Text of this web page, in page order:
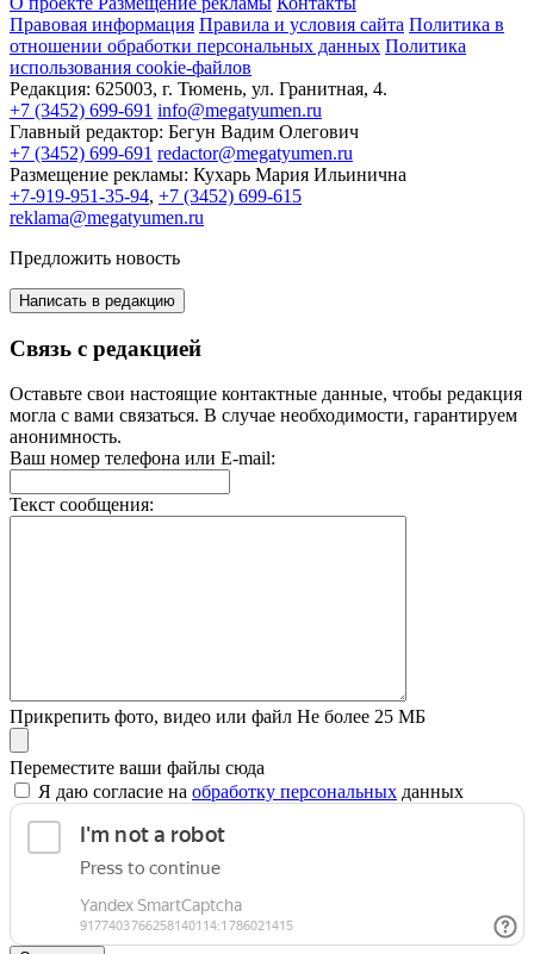
Правовая информация Правила и условия сайта Политика в
отношении обработки персональных данных Политика
использования cookie-файлов
Редакция: 625003, г. Тюмень, ул. Гранитная, 4.
+7 (3452) 699-691 info@megatyumen.ru
Главный редактор: Бегун Вадим Олегович
+7 (3452) 699-691 redactor@megatyumen.ru
Размещение рекламы: Кухарь Мария Ильинична
+7-919-951-35-94, +7 (3452) 699-615
reklama@megatyumen.ru
Предложить новость
Написать в редакцию
Связь с редакцией
Оставьте свои настоящие контактные данные, чтобы редакция
могла с вами связаться. В случае необходимости, гарантируем
анонимность.
Ваш номер телефона или E-mail:
Текст сообщения:
Прикрепить фото, видео или файл Не более 25 МБ
Переместите ваши файлы сюда
Я даю согласие на обработку персональных данных